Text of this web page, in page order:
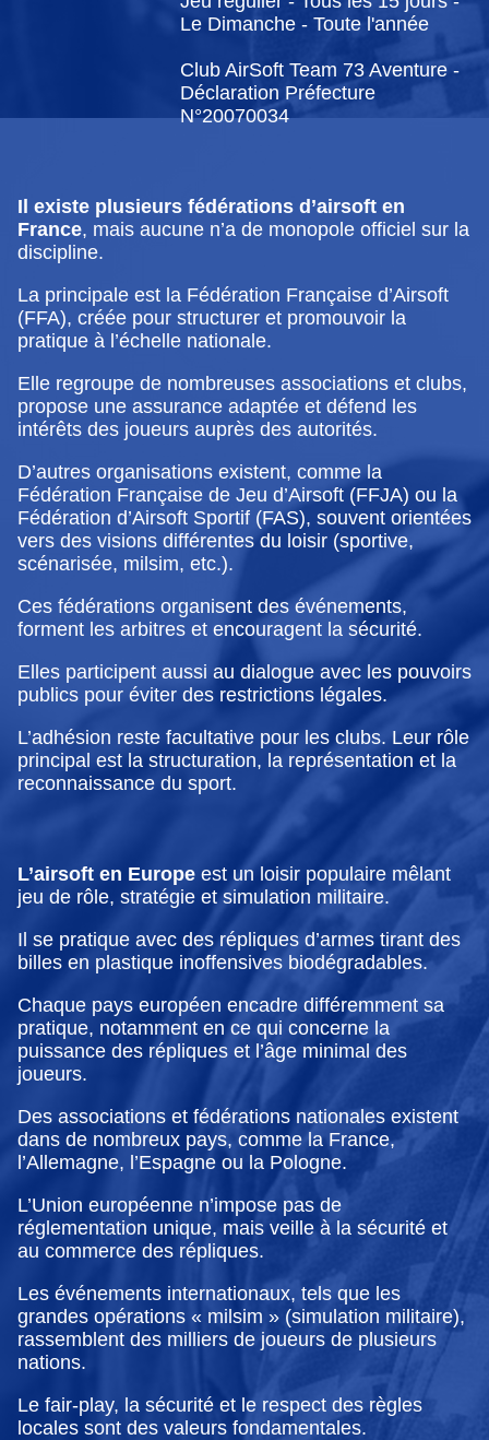
Le Dimanche - Toute l'année
Club AirSoft Team 73 Aventure -
Déclaration Préfecture
N°20070034
Il existe plusieurs fédérations d’airsoft en
France, mais aucune n’a de monopole officiel sur la
discipline.
La principale est la Fédération Française d’Airsoft
(FFA), créée pour structurer et promouvoir la
pratique à l’échelle nationale.
Elle regroupe de nombreuses associations et clubs,
propose une assurance adaptée et défend les
intérêts des joueurs auprès des autorités.
D’autres organisations existent, comme la
Fédération Française de Jeu d’Airsoft (FFJA) ou la
Fédération d’Airsoft Sportif (FAS), souvent orientées
vers des visions différentes du loisir (sportive,
scénarisée, milsim, etc.).
Ces fédérations organisent des événements,
forment les arbitres et encouragent la sécurité.
Elles participent aussi au dialogue avec les pouvoirs
publics pour éviter des restrictions légales.
L’adhésion reste facultative pour les clubs. Leur rôle
principal est la structuration, la représentation et la
reconnaissance du sport.
L’airsoft en Europe est un loisir populaire mêlant
jeu de rôle, stratégie et simulation militaire.
Il se pratique avec des répliques d’armes tirant des
billes en plastique inoffensives biodégradables.
Chaque pays européen encadre différemment sa
pratique, notamment en ce qui concerne la
puissance des répliques et l’âge minimal des
joueurs.
Des associations et fédérations nationales existent
dans de nombreux pays, comme la France,
l’Allemagne, l’Espagne ou la Pologne.
L’Union européenne n’impose pas de
réglementation unique, mais veille à la sécurité et
au commerce des répliques.
Les événements internationaux, tels que les
grandes opérations « milsim » (simulation militaire),
rassemblent des milliers de joueurs de plusieurs
nations.
Le fair-play, la sécurité et le respect des règles
locales sont des valeurs fondamentales.